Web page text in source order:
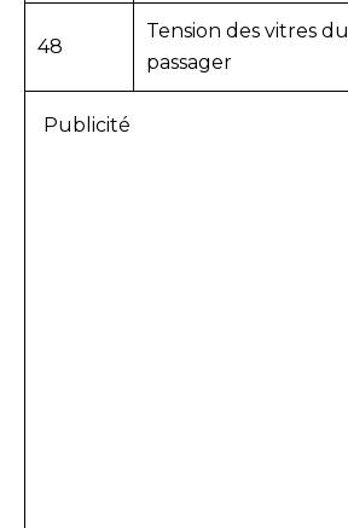
48
Tension des vitres du
passager
Publicité